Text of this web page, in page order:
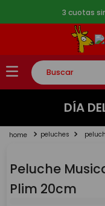
3 cuotas
Buscar
TÉRMINOS MÁS
2.
lego
DÍA
peluches
Peluche
Plim 20cm